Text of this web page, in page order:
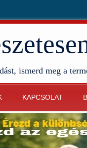
ismerd meg a
KAPCSOLAT